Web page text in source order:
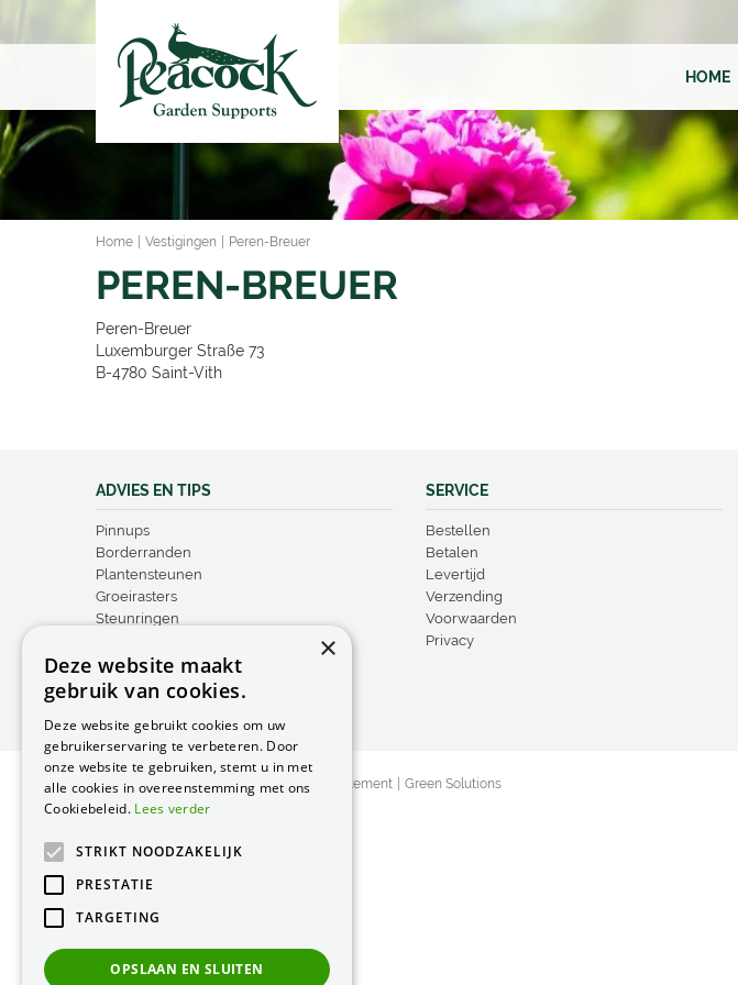
Home Vestigingen Peren-Breuer
HOME
PEREN-BREUER
Peren-Breuer
Luxemburger Straße 73
B-4780 Saint-Vith
ADVIES EN TIPS
Pinnups
Borderranden
Plantensteunen
Groeirasters
Steunringen
SERVICE
Bestellen
Betalen
Levertijd
Verzending
Voorwaarden
Privacy
© Peacock Garden Supports Privacy Statement Green Solutions
×
Deze website maakt
gebruik van cookies.
Deze website gebruikt cookies om uw
gebruikerservaring te verbeteren. Door
onze website te gebruiken, stemt u in met
alle cookies in overeenstemming met ons
Cookiebeleid. Lees verder
STRIKT NOODZAKELIJK
PRESTATIE
TARGETING
OPSLAAN EN SLUITEN